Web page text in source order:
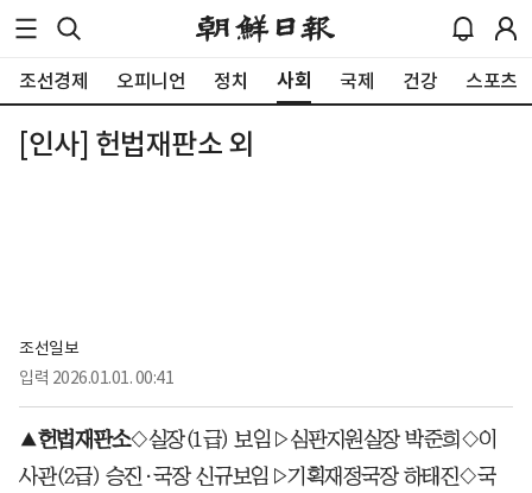
조선경제 오피니언 정치 사회 국제 건강 스포츠
[인사] 헌법재판소 외
조선일보
입력 2026.01.01. 00:41
▲헌법재판소◇실장(1급) 보임▷심판지원실장 박준희◇이
사관(2급) 승진·국장 신규보임▷기획재정국장 하태진◇국